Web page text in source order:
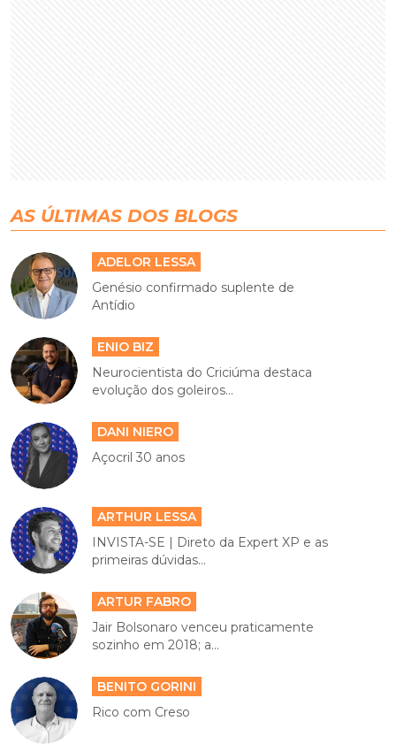
AS ÚLTIMAS DOS BLOGS
ADELOR LESSA
Genésio confirmado suplente de
Antídio
ENIO BIZ
Neurocientista do Criciúma destaca
evolução dos goleiros...
DANI NIERO
Açocril 30 anos
ARTHUR LESSA
INVISTA-SE | Direto da Expert XP e as
primeiras dúvidas...
ARTUR FABRO
Jair Bolsonaro venceu praticamente
sozinho em 2018; a...
BENITO GORINI
Rico com Creso